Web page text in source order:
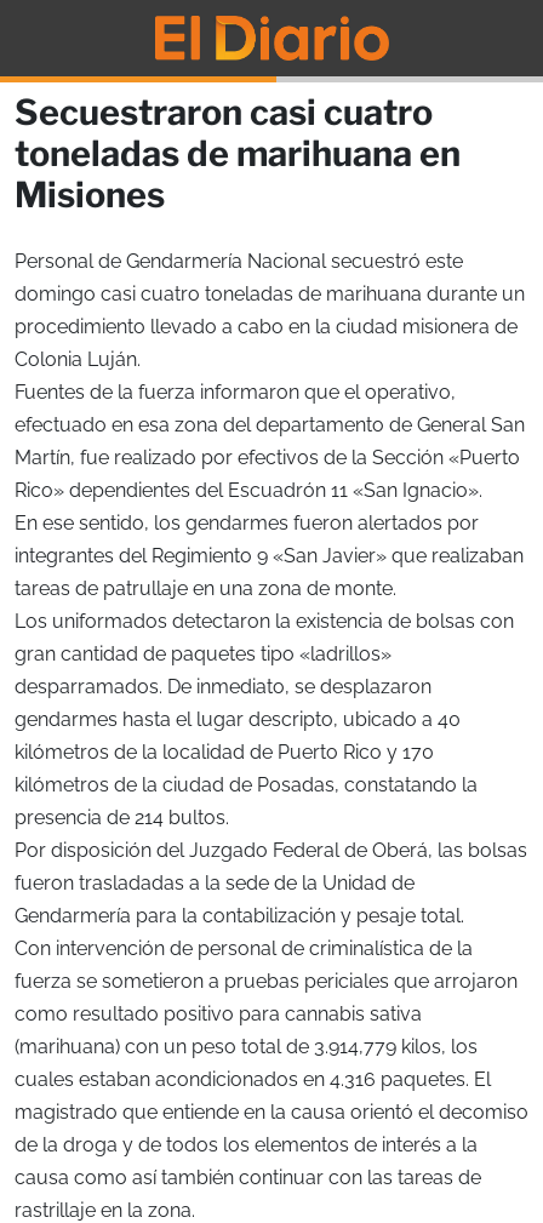
Secuestraron casi cuatro
toneladas de marihuana en
Misiones
Personal de Gendarmería Nacional secuestró este
domingo casi cuatro toneladas de marihuana durante un
procedimiento llevado a cabo en la ciudad misionera de
Colonia Luján.
Fuentes de la fuerza informaron que el operativo,
efectuado en esa zona del departamento de General San
Martín, fue realizado por efectivos de la Sección «Puerto
Rico» dependientes del Escuadrón 11 «San Ignacio».
En ese sentido, los gendarmes fueron alertados por
integrantes del Regimiento 9 «San Javier» que realizaban
tareas de patrullaje en una zona de monte.
Los uniformados detectaron la existencia de bolsas con
gran cantidad de paquetes tipo «ladrillos»
desparramados. De inmediato, se desplazaron
gendarmes hasta el lugar descripto, ubicado a 40
kilómetros de la localidad de Puerto Rico y 170
kilómetros de la ciudad de Posadas, constatando la
presencia de 214 bultos.
Por disposición del Juzgado Federal de Oberá, las bolsas
fueron trasladadas a la sede de la Unidad de
Gendarmería para la contabilización y pesaje total.
Con intervención de personal de criminalística de la
fuerza se sometieron a pruebas periciales que arrojaron
como resultado positivo para cannabis sativa
(marihuana) con un peso total de 3.914,779 kilos, los
cuales estaban acondicionados en 4.316 paquetes. El
magistrado que entiende en la causa orientó el decomiso
de la droga y de todos los elementos de interés a la
causa como así también continuar con las tareas de
rastrillaje en la zona.